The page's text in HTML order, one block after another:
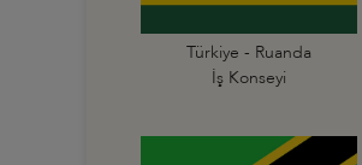
Türkiye - Ruanda
İş Konseyi